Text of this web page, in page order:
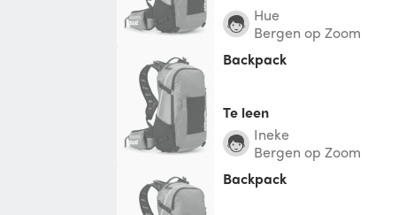
Hue
Bergen op Zoom
Backpack
Te leen
Ineke
Bergen op Zoom
Backpack